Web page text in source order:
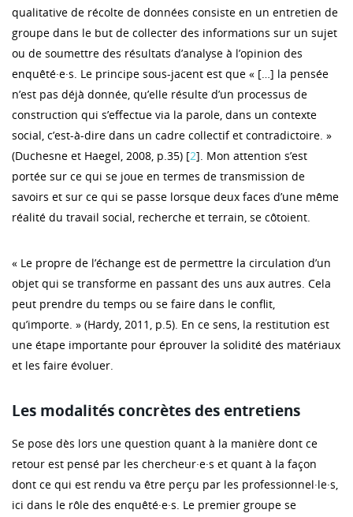
qualitative de récolte de données consiste en un entretien de
groupe dans le but de collecter des informations sur un sujet
ou de soumettre des résultats d’analyse à l’opinion des
enquêté·e·s. Le principe sous-jacent est que « […] la pensée
n’est pas déjà donnée, qu’elle résulte d’un processus de
construction qui s’effectue via la parole, dans un contexte
social, c’est-à-dire dans un cadre collectif et contradictoire. »
(Duchesne et Haegel, 2008, p.35) [2]. Mon attention s’est
portée sur ce qui se joue en termes de transmission de
savoirs et sur ce qui se passe lorsque deux faces d’une même
réalité du travail social, recherche et terrain, se côtoient.
« Le propre de l’échange est de permettre la circulation d’un
objet qui se transforme en passant des uns aux autres. Cela
peut prendre du temps ou se faire dans le conflit,
qu’importe. » (Hardy, 2011, p.5). En ce sens, la restitution est
une étape importante pour éprouver la solidité des matériaux
et les faire évoluer.
Les modalités concrètes des entretiens
Se pose dès lors une question quant à la manière dont ce
retour est pensé par les chercheur·e·s et quant à la façon
dont ce qui est rendu va être perçu par les professionnel·le·s,
ici dans le rôle des enquêté·e·s. Le premier groupe se